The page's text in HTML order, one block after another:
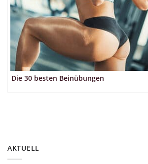
Die 30 besten Beinübungen
AKTUELL